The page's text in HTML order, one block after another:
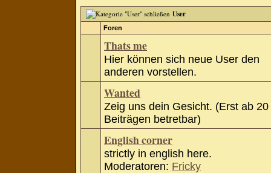
User
Foren
Thats me
Hier können sich neue User den
anderen vorstellen.
Wanted
Zeig uns dein Gesicht. (Erst ab 20
Beiträgen betretbar)
English corner
strictly in english here.
Moderatoren: Fricky